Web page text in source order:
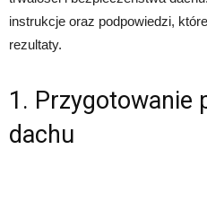
instrukcje oraz podpowiedzi,
rezultaty.
1. Przygotowanie
dachu